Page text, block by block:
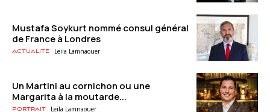
Mustafa Soykurt nommé consul général
de France à Londres
Actualité Leila Lamnaouer
Un Martini au cornichon ou une
Margarita à la moutarde...
Portrait Leila Lamnaouer